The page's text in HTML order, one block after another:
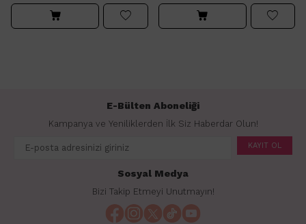
E-Bülten Aboneliği
Kampanya ve Yeniliklerden İlk Siz Haberdar Olun!
KAYIT OL
Sosyal Medya
Bizi Takip Etmeyi Unutmayın!